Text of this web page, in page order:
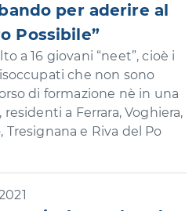
per aderire al
Possibile”
a 16 giovani “neet”, cioè i
che non sono
di formazione nè in una
a Ferrara, Voghiera,
Tresignana e Riva del Po